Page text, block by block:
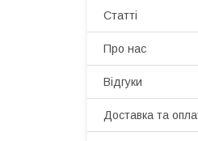
Статті
Про нас
Відгуки
Доставка та